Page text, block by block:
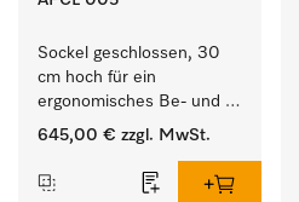
Sockel geschlossen, 30
cm hoch für ein
ergonomisches Be- und
Entladen von
Trockner.
645,00 € zzgl. MwSt.